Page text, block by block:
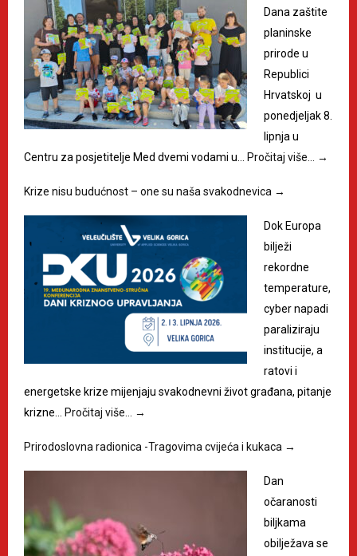
Dana zaštite
planinske
prirode u
Republici
Hrvatskoj u
ponedjeljak 8.
lipnja u
Centru za posjetitelje Med dvemi vodami u…
Pročitaj više… →
Krize nisu budućnost – one su naša svakodnevica →
Dok Europa
bilježi
rekordne
temperature,
cyber napadi
paraliziraju
institucije, a
ratovi i
energetske krize mijenjaju svakodnevni život građana, pitanje
krizne…
Pročitaj više… →
Prirodoslovna radionica -Tragovima cvijeća i kukaca →
Dan
očaranosti
biljkama
obilježava se